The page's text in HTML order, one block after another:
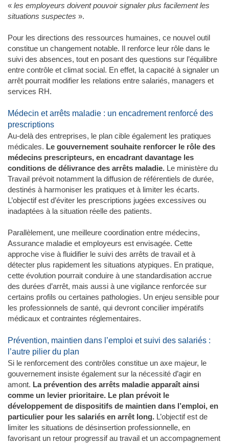
« les employeurs doivent pouvoir signaler plus facilement les
situations suspectes ».
Pour les directions des ressources humaines, ce nouvel outil
constitue un changement notable. Il renforce leur rôle dans le
suivi des absences, tout en posant des questions sur l’équilibre
entre contrôle et climat social. En effet, la capacité à signaler un
arrêt pourrait modifier les relations entre salariés, managers et
services RH.
Médecin et arrêts maladie : un encadrement renforcé des
prescriptions
Au-delà des entreprises, le plan cible également les pratiques
médicales. Le gouvernement souhaite renforcer le rôle des
médecins prescripteurs, en encadrant davantage les
conditions de délivrance des arrêts maladie. Le ministère du
Travail prévoit notamment la diffusion de référentiels de durée,
destinés à harmoniser les pratiques et à limiter les écarts.
L’objectif est d’éviter les prescriptions jugées excessives ou
inadaptées à la situation réelle des patients.
Parallèlement, une meilleure coordination entre médecins,
Assurance maladie et employeurs est envisagée. Cette
approche vise à fluidifier le suivi des arrêts de travail et à
détecter plus rapidement les situations atypiques. En pratique,
cette évolution pourrait conduire à une standardisation accrue
des durées d’arrêt, mais aussi à une vigilance renforcée sur
certains profils ou certaines pathologies. Un enjeu sensible pour
les professionnels de santé, qui devront concilier impératifs
médicaux et contraintes réglementaires.
Prévention, maintien dans l’emploi et suivi des salariés :
l’autre pilier du plan
Si le renforcement des contrôles constitue un axe majeur, le
gouvernement insiste également sur la nécessité d’agir en
amont. La prévention des arrêts maladie apparaît ainsi
comme un levier prioritaire. Le plan prévoit le
développement de dispositifs de maintien dans l’emploi, en
particulier pour les salariés en arrêt long. L’objectif est de
limiter les situations de désinsertion professionnelle, en
favorisant un retour progressif au travail et un accompagnement